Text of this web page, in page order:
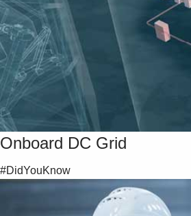
Onboard DC Grid
#DidYouKnow